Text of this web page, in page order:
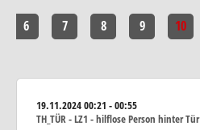
6 7 8 9 10
19.11.202400:21 - 00:55
TH_TÜR - LZ1 - hilflose Person hinter Tür